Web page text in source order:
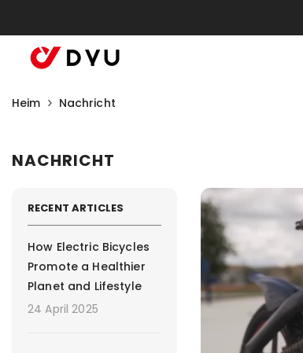
Heim Nachricht
NACHRICHT
RECENT ARTICLES
How Electric Bicycles
Promote a Healthier
Planet and Lifestyle
24 April 2025